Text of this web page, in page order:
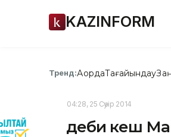
KAZINFORM
Тренд:АқордаТағайындау
04:28, 25 Сәуір 2014
Әдеби кеш